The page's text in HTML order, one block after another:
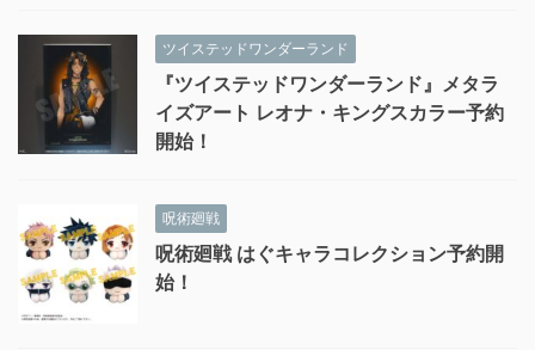
ツイステッドワンダーランド
『ツイステッドワンダーランド』メタラ
イズアート レオナ・キングスカラー予約
開始！
呪術廻戦
呪術廻戦 はぐキャラコレクション予約開
始！